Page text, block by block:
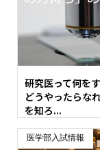
研究医って何を
どうやったらな
を知ろ...
医学部入試情報